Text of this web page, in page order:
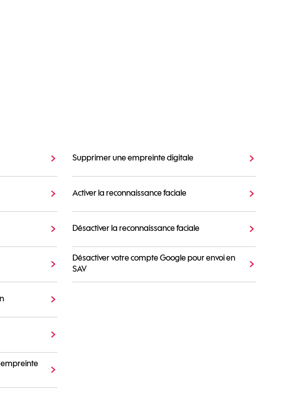
au quotidien
5G
empreinte
Supprimer une empreinte digitale
Activer la reconnaissance faciale
Désactiver la reconnaissance faciale
Désactiver votre compte Google pour envoi en
SAV